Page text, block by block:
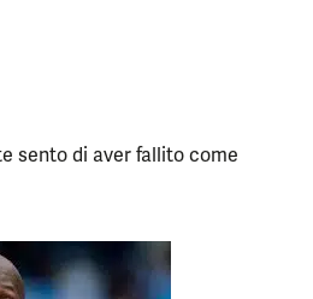
sento di aver fallito come